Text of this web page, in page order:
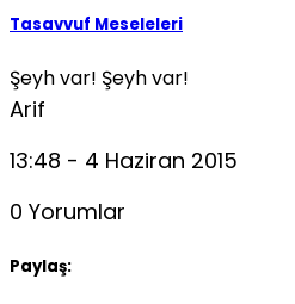
Tasavvuf Meseleleri
Şeyh var! Şeyh var!
Arif
13:48 - 4 Haziran 2015
0 Yorumlar
Paylaş: